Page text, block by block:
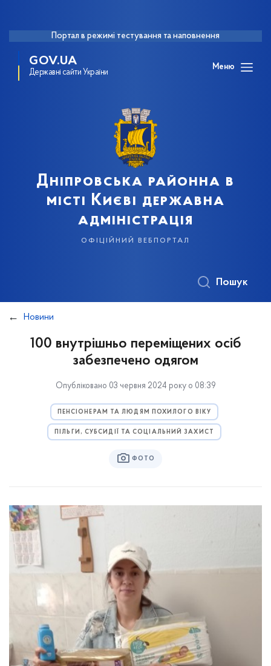
Портал в режимі тестування та наповнення
GOV.UA
Державні сайти України
Меню
Дніпровська районна в
місті Києві державна
адміністрація
офіційний вебпортал
Пошук
Новини
100 внутрішньо переміщених осіб
забезпечено одягом
Опубліковано 03 червня 2024 року о 08:39
ПЕНСІОНЕРАМ ТА ЛЮДЯМ ПОХИЛОГО ВІКУ
ПІЛЬГИ, СУБСИДІЇ ТА СОЦІАЛЬНИЙ ЗАХИСТ
ФОТО